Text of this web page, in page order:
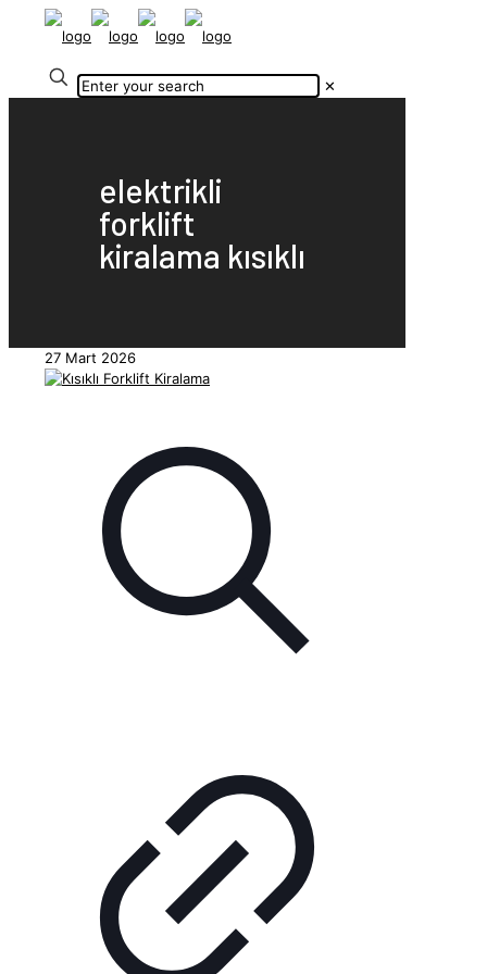
✕
elektrikli
forklift
kiralama kısıklı
27 Mart 2026